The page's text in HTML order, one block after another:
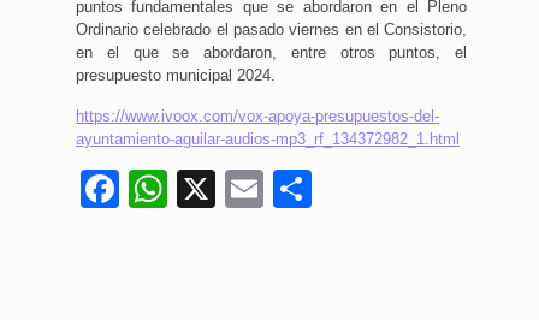
puntos fundamentales que se abordaron en el Pleno
Ordinario celebrado el pasado viernes en el Consistorio,
en el que se abordaron, entre otros puntos, el
presupuesto municipal 2024.
https://www.ivoox.com/vox-apoya-presupuestos-del-
ayuntamiento-aguilar-audios-mp3_rf_134372982_1.html
Facebook
WhatsApp
X Email